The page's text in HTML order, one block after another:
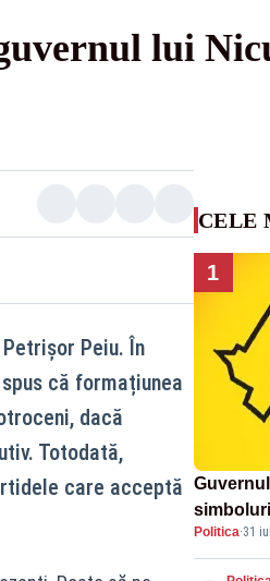
lui
Peiu. În
că formațiunea
dacă
Totodată,
care acceptă
CELE
1
română
română
Politica·31